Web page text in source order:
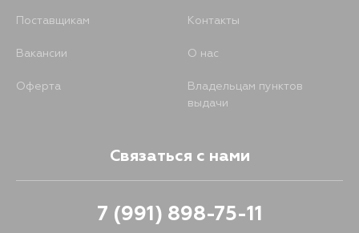
Поставщикам Контакты
Вакансии О нас
Оферта
Владельцам пунктов
выдачи
Связаться с нами
7 (991) 898-75-11